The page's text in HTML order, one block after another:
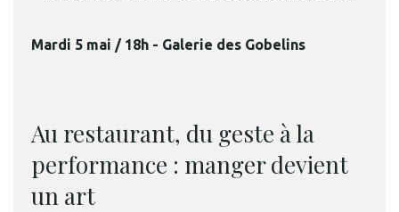
Mardi 5 mai / 18h - Galerie des Gobelins
Au restaurant, du geste à la
performance : manger devient
un art